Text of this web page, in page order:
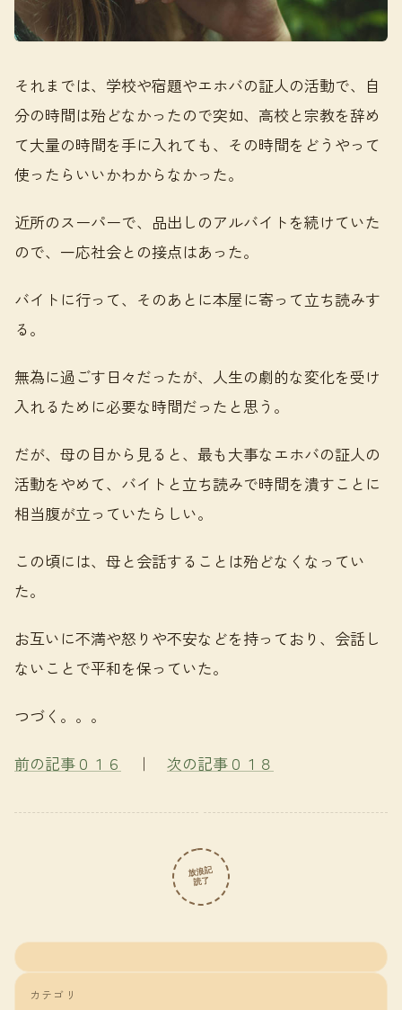
それまでは、学校や宿題やエホバの証人の活動で、自
分の時間は殆どなかったので突如、高校と宗教を辞め
て大量の時間を手に入れても、その時間をどうやって
使ったらいいかわからなかった。
近所のスーパーで、品出しのアルバイトを続けていた
ので、一応社会との接点はあった。
バイトに行って、そのあとに本屋に寄って立ち読みす
る。
無為に過ごす日々だったが、人生の劇的な変化を受け
入れるために必要な時間だったと思う。
だが、母の目から見ると、最も大事なエホバの証人の
活動をやめて、バイトと立ち読みで時間を潰すことに
相当腹が立っていたらしい。
この頃には、母と会話することは殆どなくなってい
た。
お互いに不満や怒りや不安などを持っており、会話し
ないことで平和を保っていた。
つづく。。。
前の記事０１６ ｜ 次の記事０１８
放浪記
読了
カテゴリ